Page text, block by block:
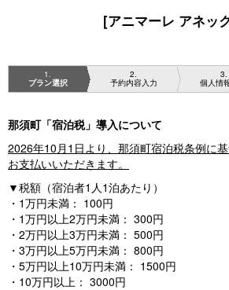
[アニマーレ アネッ
1
プラン選択
2
予約内容入力
3
個人情
那須町「宿泊税」導入について
2026年10月1日より、那須町宿泊税条例に
お支払いいただきます。
▼税額（宿泊者1人1泊あたり）
・1万円未満： 100円
・1万円以上2万円未満： 300円
・2万円以上3万円未満： 500円
・3万円以上5万円未満： 800円
・5万円以上10万円未満： 1500円
・10万円以上： 3000円